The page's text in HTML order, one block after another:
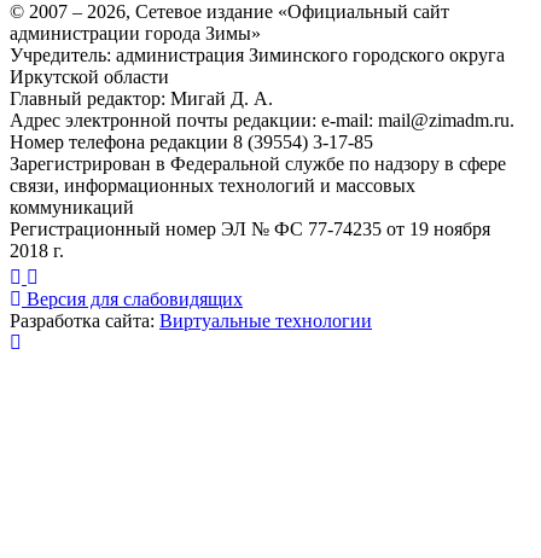
© 2007 – 2026, Сетевое издание «Официальный сайт
администрации города Зимы»
Учредитель: администрация Зиминского городского округа
Иркутской области
Главный редактор: Мигай Д. А.
Адрес электронной почты редакции: e-mail: mail@zimadm.ru.
Номер телефона редакции 8 (39554) 3-17-85
Зарегистрирован в Федеральной службе по надзору в сфере
связи, информационных технологий и массовых
коммуникаций
Регистрационный номер ЭЛ № ФС 77-74235 от 19 ноября
2018 г.
Версия для слабовидящих
Разработка сайта: Виртуальные технологии